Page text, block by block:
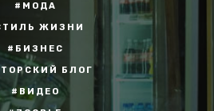
#МОДА
ЖИЗНИ
#БИЗНЕС
БЛОГ
#ВИДЕО